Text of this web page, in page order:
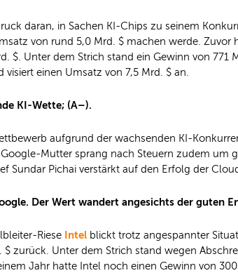
daran, in Sachen KI-Chips zu seinem
von rund 5,0 Mrd. $ machen werde.
$. Unter dem Strich stand ein Gewinn von
einen Umsatz von 7,5 Mrd. $ an.
KI-Wette; (A–).
aufgrund der wachsenden KI-
Mutter sprang nach Steuern zudem
Sundar Pichai verstärkt auf den Erfolg der
Der Wert wandert angesichts der guten
Riese Intel blickt trotz angespannter
$ zurück. Unter dem Strich stand wegen
Jahr hatte Intel noch einen Gewinn von